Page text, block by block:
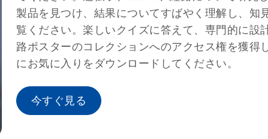
製品を見つけ、結果についてすばやく理解し、知
覧ください。楽しいクイズに答えて、専門的に設
路ポスターのコレクションへのアクセス権を獲得
にお気に入りをダウンロードしてください。
今すぐ見る